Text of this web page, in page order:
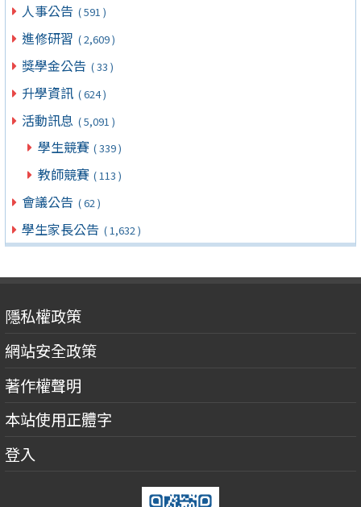
人事公告 ( 591 )
進修研習 ( 2,609 )
獎學金公告 ( 33 )
升學資訊 ( 624 )
活動訊息 ( 5,091 )
學生競賽 ( 339 )
教師競賽 ( 113 )
會議公告 ( 62 )
學生家長公告 ( 1,632 )
隱私權政策
網站安全政策
著作權聲明
本站使用正體字
登入